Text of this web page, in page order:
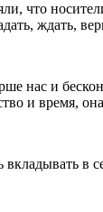
что
ждать,
нас и
и время,
в